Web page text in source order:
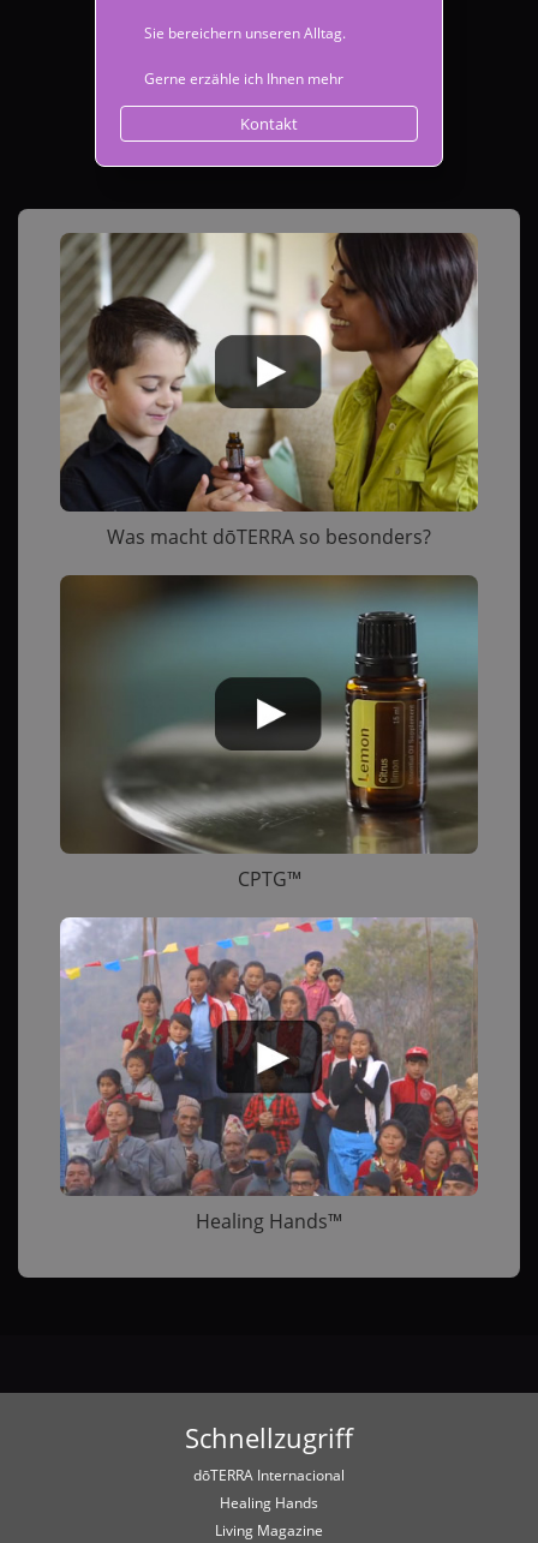
Sie bereichern unseren Alltag.
Gerne erzähle ich Ihnen mehr
Kontakt
Was macht dōTERRA so besonders?
CPTG™
Healing Hands™
Schnellzugriff
dōTERRA Internacional
Healing Hands
Living Magazine